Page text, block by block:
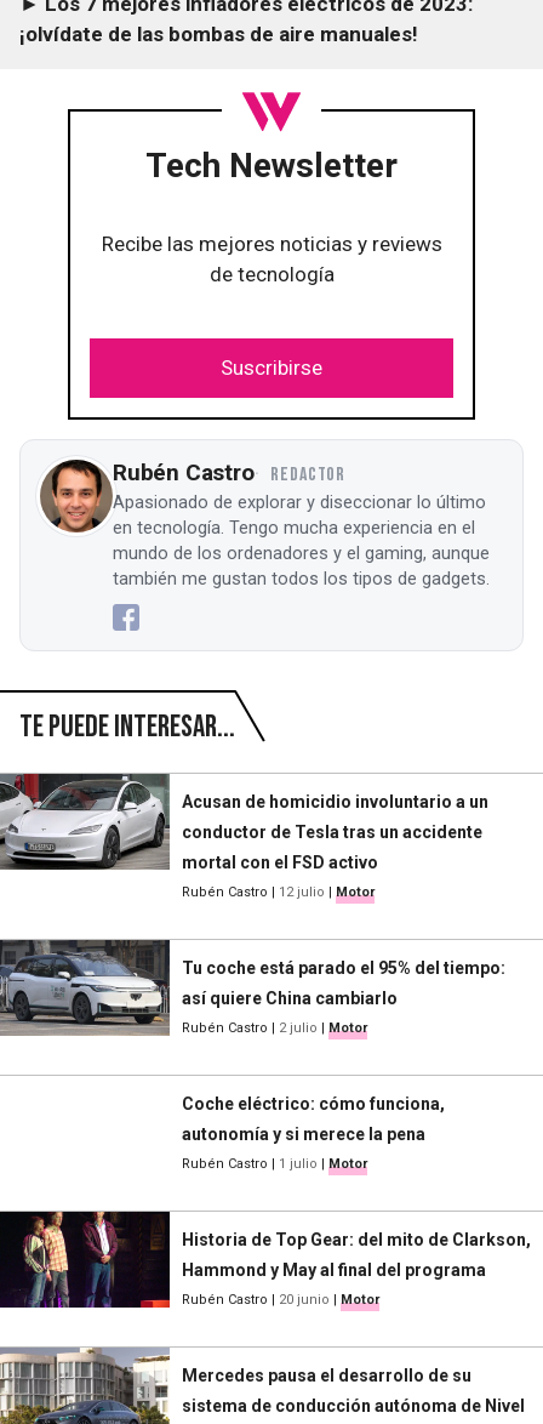
¡olvídate de las bombas de aire manuales!
Tech Newsletter
Recibe las mejores noticias y reviews
de tecnología
Suscribirse
Rubén Castro REDACTOR
Apasionado de explorar y diseccionar lo último
en tecnología. Tengo mucha experiencia en el
mundo de los ordenadores y el gaming, aunque
también me gustan todos los tipos de gadgets.
Te puede interesar...
Acusan de homicidio involuntario a un
conductor de Tesla tras un accidente
mortal con el FSD activo
Rubén Castro 12 julio Motor
Tu coche está parado el 95% del tiempo:
así quiere China cambiarlo
Rubén Castro 2 julio Motor
Coche eléctrico: cómo funciona,
autonomía y si merece la pena
Rubén Castro 1 julio Motor
Historia de Top Gear: del mito de Clarkson,
Hammond y May al final del programa
Rubén Castro 20 junio Motor
Mercedes pausa el desarrollo de su
sistema de conducción autónoma de Nivel